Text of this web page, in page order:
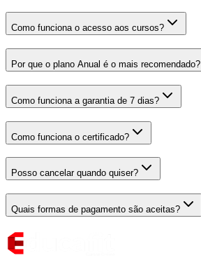
Como funciona o acesso aos cursos?
Por que o plano Anual é o mais recomendado?
Como funciona a garantia de 7 dias?
Como funciona o certificado?
Posso cancelar quando quiser?
Quais formas de pagamento são aceitas?